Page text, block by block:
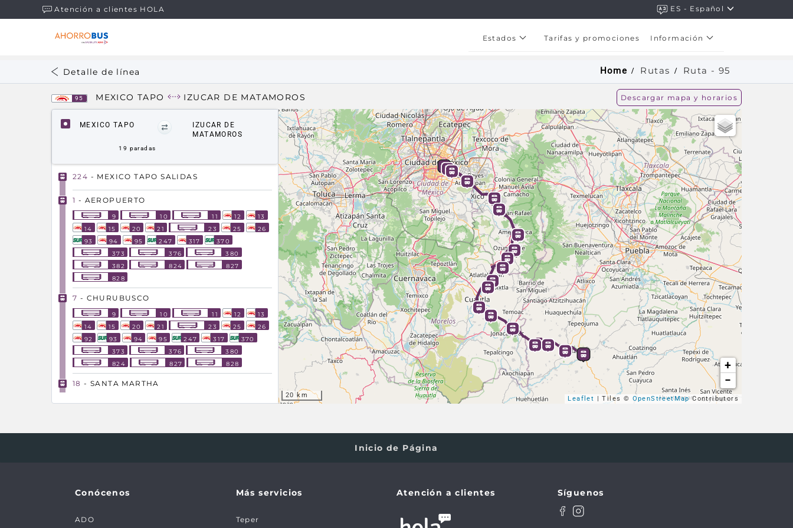
Atención a clientes HOLA ES - Español
Estados Tarifas y promociones Información
Detalle de línea Home Rutas Ruta - 95
95 MEXICO TAPO IZUCAR DE MATAMOROS Descargar mapa y horarios
MEXICO TAPO
IZUCAR DE
MATAMOROS
19 paradas
224 - MEXICO TAPO SALIDAS
1 - AEROPUERTO
9 10 11 12
13
14
15 20 21 23 25
26
93
94 95 247 317
370
373
376
380
382
824
827
828
7 - CHURUBUSCO
9 10 11 12
13
14
15 20 21 23 25
26
92
93 94 95 247 317
370
373
376
380
824
827 828
18 - SANTA MARTHA
93
94
20 km
+
−
Leaflet | Tiles © OpenStreetMapContributors
Inicio de Página
Conócenos
ADO
Más servicios
Teper
Atención a clientes Síguenos